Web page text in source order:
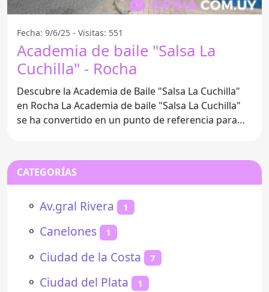
Fecha: 9/6/25 - Visitas: 551
Academia de baile "Salsa La
Cuchilla" - Rocha
Descubre la Academia de Baile "Salsa La Cuchilla"
en Rocha La Academia de baile "Salsa La Cuchilla"
se ha convertido en un punto de referencia para
CATEGORÍAS
⚬ Av.gral Rivera 1
⚬ Canelones 1
⚬ Ciudad de la Costa 7
⚬ Ciudad del Plata 1